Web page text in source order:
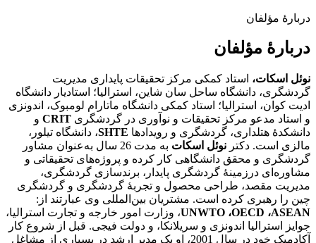
دربارهٔ مؤلفان
دربارهٔ مؤلفان
نوئل اسکات، استاد کمکی مرکز تحقیقات پایداری مدیریت
گردشگری، دانشگاه ساحل سان شاین، استرالیا؛ استادیار دانشگاه
ادیت کوان، استرالیا؛ استاد کمکی دانشگاه ماتارام لومبوک، اندونزی
و استاد مدعو مرکز تحقیقات و نوآوری در گردشگری CRIT و
دانشکدۀ هتلداری، گردشگری و رویدادها SHTE، دانشگاه تیلور،
مالزی است. دکتر نوئل اسکات
به مدت 26 سال به‌عنوان مشاور
گردشگری و محقق دانشگاهی کار کرده و پروژه‌های تحقیقاتی و
مشاوره‌ای درزمینۀ گردشگری پایدار، برندسازی گردشگری،
مدیریت مقصد، طراحی محصول و تجربۀ گردشگری و گردشگری
چین را رهبری کرده است. مشتریان بین‌المللی وی عبارتند از:
UNWTO ،OECD ،ASEAN، وزارت امور خارجه و تجارت استرالیا،
جوایز استرالیا اندونزی و سریلانکا، و دولت فیجی. قبل از شروع کار
آکادمیک خود در سال 2001، او یک مدیر ارشد در بسیاری از مشاغل